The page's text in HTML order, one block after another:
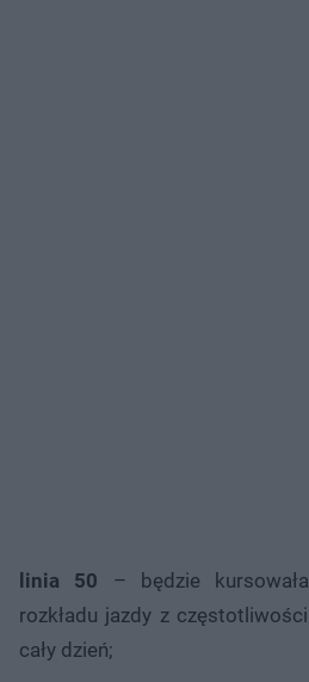
linia 50 – będzie
rozkładu jazdy z
cały dzień;